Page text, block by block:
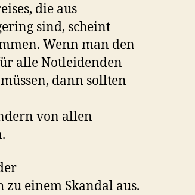
die aus
sind, scheint
Wenn man den
alle Notleidenden
dann sollten
von allen
einem Skandal aus.